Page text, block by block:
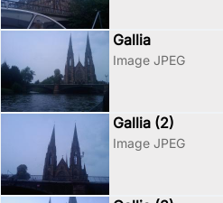
Gallia
Image JPEG
Gallia (2)
Image JPEG